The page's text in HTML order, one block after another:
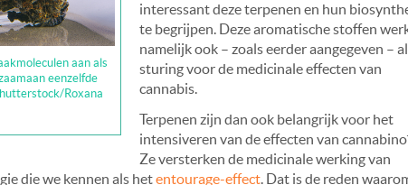
aan als
eenzelfde
Roxana
interessant deze terpenen en hun
te begrijpen. Deze aromatische stoffen
namelijk ook – zoals eerder aangegeven –
sturing voor de medicinale effecten van
cannabis.
Terpenen zijn dan ook belangrijk voor het
intensiveren van de effecten van
Ze versterken de medicinale werking van
die we kennen als hetentourage-effect. Dat is de reden